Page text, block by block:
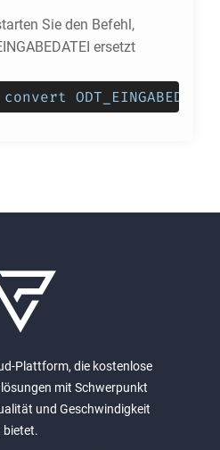
Sie den Befehl,
ersetzt
Plattform, die kostenlose
mit Schwerpunkt
und Geschwindigkeit
bietet.